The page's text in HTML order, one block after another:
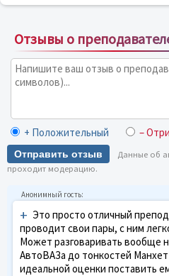
Отзывы о
+ Положительный –
Отправить отзыв
Данные об
проходит модерацию.
+ Это просто отличный
проводит свои пары, с ним
Может разговаривать вообще
АвтоВАЗа до тонкостей
идеальной оценки поставить